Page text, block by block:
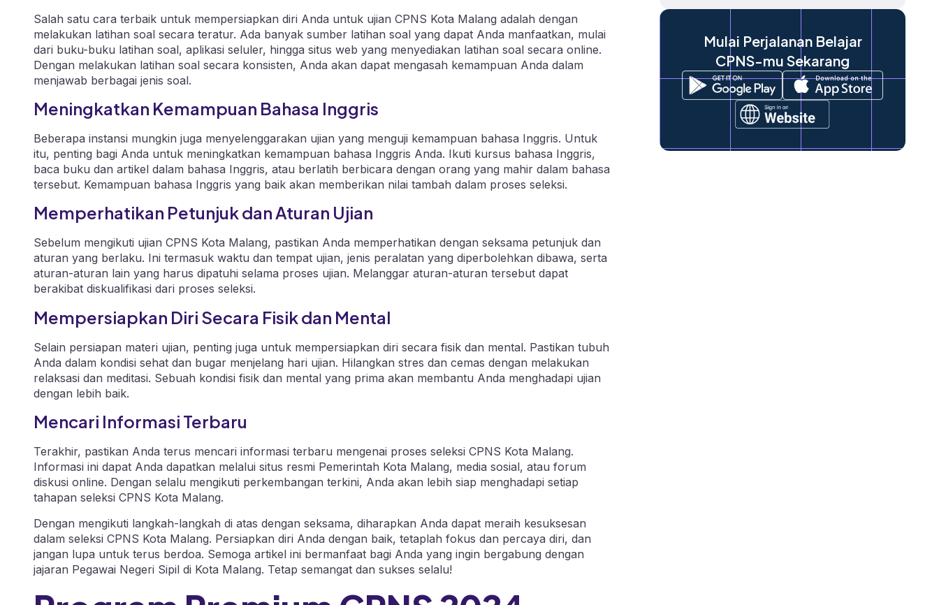
Salah satu cara terbaik untuk mempersiapkan diri Anda untuk ujian CPNS Kota Malang adalah dengan
melakukan latihan soal secara teratur. Ada banyak sumber latihan soal yang dapat Anda manfaatkan, mulai
dari buku-buku latihan soal, aplikasi seluler, hingga situs web yang menyediakan latihan soal secara online.
Dengan melakukan latihan soal secara konsisten, Anda akan dapat mengasah kemampuan Anda dalam
menjawab berbagai jenis soal.
Meningkatkan Kemampuan Bahasa Inggris
Beberapa instansi mungkin juga menyelenggarakan ujian yang menguji kemampuan bahasa Inggris. Untuk
itu, penting bagi Anda untuk meningkatkan kemampuan bahasa Inggris Anda. Ikuti kursus bahasa Inggris,
baca buku dan artikel dalam bahasa Inggris, atau berlatih berbicara dengan orang yang mahir dalam bahasa
tersebut. Kemampuan bahasa Inggris yang baik akan memberikan nilai tambah dalam proses seleksi.
Memperhatikan Petunjuk dan Aturan Ujian
Sebelum mengikuti ujian CPNS Kota Malang, pastikan Anda memperhatikan dengan seksama petunjuk dan
aturan yang berlaku. Ini termasuk waktu dan tempat ujian, jenis peralatan yang diperbolehkan dibawa, serta
aturan-aturan lain yang harus dipatuhi selama proses ujian. Melanggar aturan-aturan tersebut dapat
berakibat diskualifikasi dari proses seleksi.
Mempersiapkan Diri Secara Fisik dan Mental
Selain persiapan materi ujian, penting juga untuk mempersiapkan diri secara fisik dan mental. Pastikan tubuh
Anda dalam kondisi sehat dan bugar menjelang hari ujian. Hilangkan stres dan cemas dengan melakukan
relaksasi dan meditasi. Sebuah kondisi fisik dan mental yang prima akan membantu Anda menghadapi ujian
dengan lebih baik.
Mencari Informasi Terbaru
Terakhir, pastikan Anda terus mencari informasi terbaru mengenai proses seleksi CPNS Kota Malang.
Informasi ini dapat Anda dapatkan melalui situs resmi Pemerintah Kota Malang, media sosial, atau forum
diskusi online. Dengan selalu mengikuti perkembangan terkini, Anda akan lebih siap menghadapi setiap
tahapan seleksi CPNS Kota Malang.
Dengan mengikuti langkah-langkah di atas dengan seksama, diharapkan Anda dapat meraih kesuksesan
dalam seleksi CPNS Kota Malang. Persiapkan diri Anda dengan baik, tetaplah fokus dan percaya diri, dan
jangan lupa untuk terus berdoa. Semoga artikel ini bermanfaat bagi Anda yang ingin bergabung dengan
jajaran Pegawai Negeri Sipil di Kota Malang. Tetap semangat dan sukses selalu!
Mulai Perjalanan Belajar
CPNS-mu Sekarang